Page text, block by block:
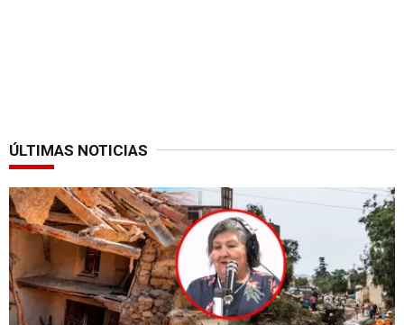
ÚLTIMAS NOTICIAS